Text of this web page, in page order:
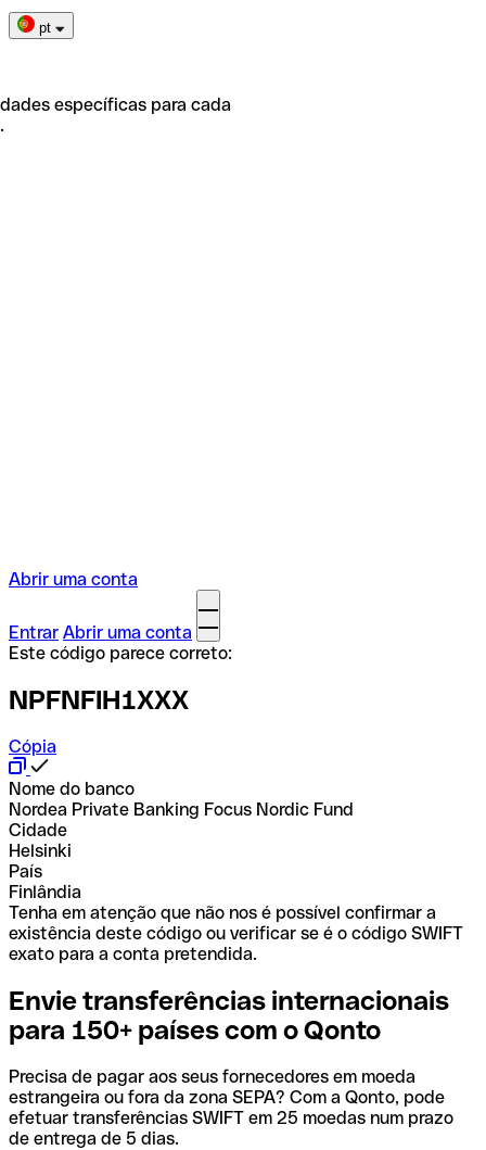
pt
específicas para cada
Abrir uma conta
Entrar Abrir uma conta
Este código parece correto:
NPFNFIH1XXX
Cópia
Nome do banco
Nordea Private Banking Focus Nordic Fund
Cidade
Helsinki
País
Finlândia
Tenha em atenção que não nos é possível confirmar a
existência deste código ou verificar se é o código SWIFT
exato para a conta pretendida.
Envie transferências internacionais
para 150+ países com o Qonto
Precisa de pagar aos seus fornecedores em moeda
estrangeira ou fora da zona SEPA? Com a Qonto, pode
efetuar transferências SWIFT em 25 moedas num prazo
de entrega de 5 dias.